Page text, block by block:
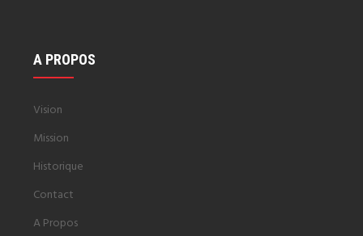
A PROPOS
Vision
Mission
Historique
Contact
A Propos